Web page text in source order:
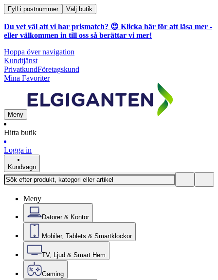
Fyll i postnummer Välj butik
Du vet väl att vi har prismatch? 😍 Klicka här för att läsa mer -
eller välkommen in till oss så berättar vi mer!
Hoppa över navigation
Kundtjänst
PrivatkundFöretagskund
Mina Favoriter
Meny
Hitta butik
Logga in
Kundvagn
Meny
Datorer & Kontor
Mobiler, Tablets & Smartklockor
TV, Ljud & Smart Hem
Gaming